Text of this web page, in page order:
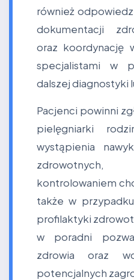
również
dokumentacji
oraz koordynację
specjalistami w
dalszej diagnostyki
Pacjenci powinni
pielęgniarki
wystąpienia
kontrolowaniem
także w
profilaktyki
w poradni
zdrowia oraz
potencjalnych